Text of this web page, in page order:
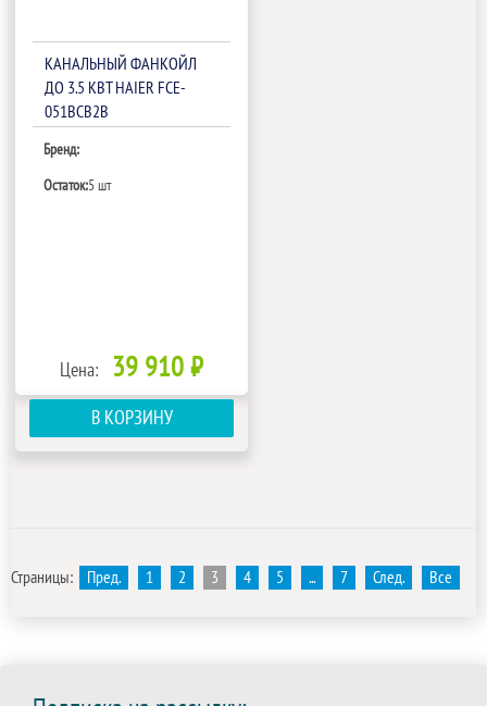
КАНАЛЬНЫЙ ФАНКОЙЛ
ДО 3.5 КВТ HAIER FCE-
051BCB2B
Бренд:
Остаток:5 шт
Цена: 39 910 ₽
В КОРЗИНУ
Страницы: Пред. 1 2 3 4 5 ... 7 След. Все